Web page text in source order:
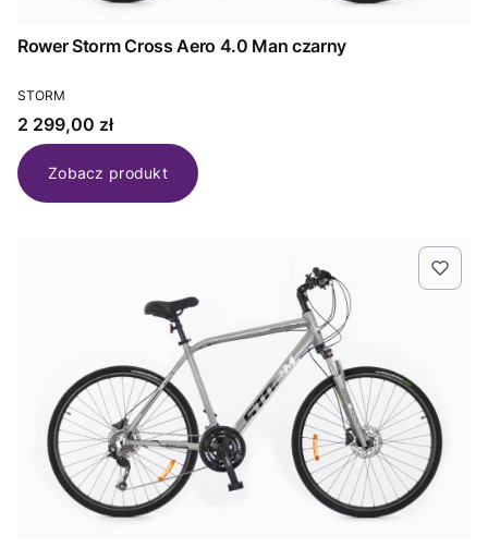
Rower Storm Cross Aero 4.0 Man czarny
PRODUCENT
STORM
Cena
2 299,00 zł
Zobacz produkt